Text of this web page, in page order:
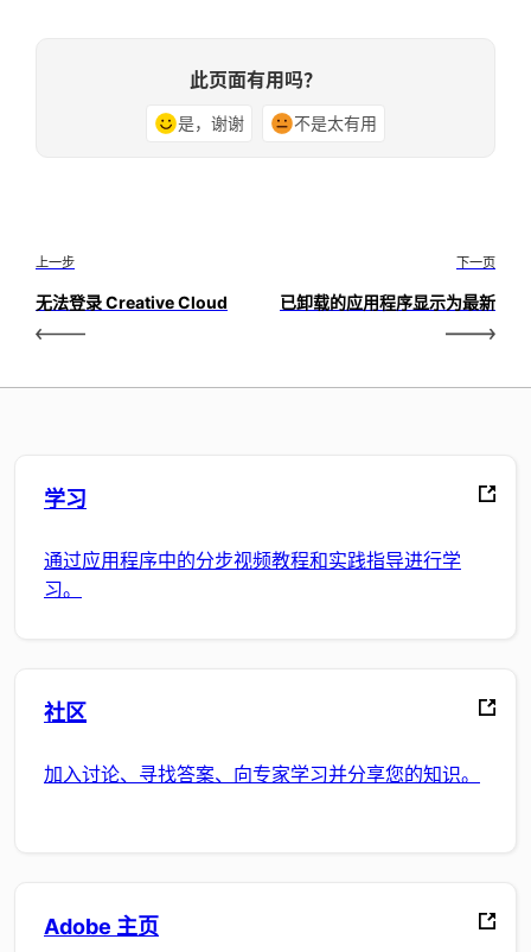
此页面有用吗？
是，谢谢 不是太有用
上一步
无法登录 Creative Cloud
下一页
已卸载的应用程序显示为最新
学习
通过应用程序中的分步视频教程和实践指导进行学
习。
社区
加入讨论、寻找答案、向专家学习并分享您的知识。
Adobe 主页